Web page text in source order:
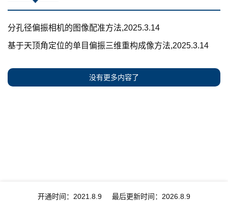
分孔径偏振相机的图像配准方法,2025.3.14
基于天顶角定位的单目偏振三维重构成像方法,2025.3.14
没有更多内容了
开通时间： 2021 8 9 最后更新时间： 2026 8 9